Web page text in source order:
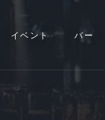
イベント バー
スナック